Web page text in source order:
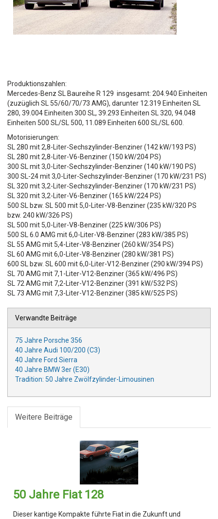
Produktionszahlen:
Mercedes-Benz SL Baureihe R 129 insgesamt: 204.940 Einheiten
(zuzüglich SL 55/60/70/73 AMG), darunter 12.319 Einheiten SL
280, 39.004 Einheiten 300 SL, 39.293 Einheiten SL 320, 94.048
Einheiten 500 SL/SL 500, 11.089 Einheiten 600 SL/SL 600.
Motorisierungen:
SL 280 mit 2,8-Liter-Sechszylinder-Benziner (142 kW/193 PS)
SL 280 mit 2,8-Liter-V6-Benziner (150 kW/204 PS)
300 SL mit 3,0-Liter-Sechszylinder-Benziner (140 kW/190 PS)
300 SL-24 mit 3,0-Liter-Sechszylinder-Benziner (170 kW/231 PS)
SL 320 mit 3,2-Liter-Sechszylinder-Benziner (170 kW/231 PS)
SL 320 mit 3,2-Liter-V6-Benziner (165 kW/224 PS)
500 SL bzw. SL 500 mit 5,0-Liter-V8-Benziner (235 kW/320 PS
bzw. 240 kW/326 PS)
SL 500 mit 5,0-Liter-V8-Benziner (225 kW/306 PS)
500 SL 6.0 AMG mit 6,0-Liter-V8-Benziner (283 kW/385 PS)
SL 55 AMG mit 5,4-Liter-V8-Benziner (260 kW/354 PS)
SL 60 AMG mit 6,0-Liter-V8-Benziner (280 kW/381 PS)
600 SL bzw. SL 600 mit 6,0-Liter-V12-Benziner (290 kW/394 PS)
SL 70 AMG mit 7,1-Liter-V12-Benziner (365 kW/496 PS)
SL 72 AMG mit 7,2-Liter-V12-Benziner (391 kW/532 PS)
SL 73 AMG mit 7,3-Liter-V12-Benziner (385 kW/525 PS)
Verwandte Beiträge
75 Jahre Porsche 356
40 Jahre Audi 100/200 (C3)
40 Jahre Ford Sierra
40 Jahre BMW 3er (E30)
Tradition: 50 Jahre Zwölfzylinder-Limousinen
Weitere Beiträge
50 Jahre Fiat 128
Dieser kantige Kompakte führte Fiat in die Zukunft und